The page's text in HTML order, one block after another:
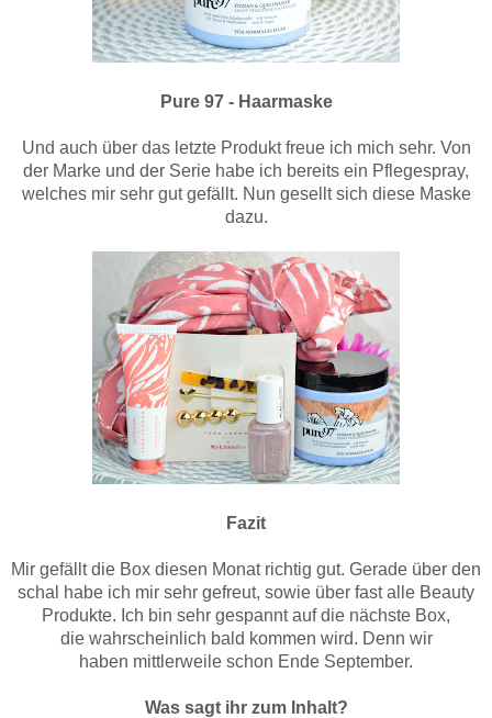
Pure 97 - Haarmaske
Und auch über das letzte Produkt freue ich mich sehr. Von
der Marke und der Serie habe ich bereits ein Pflegespray,
welches mir sehr gut gefällt. Nun gesellt sich diese Maske
dazu.
Fazit
Mir gefällt die Box diesen Monat richtig gut. Gerade über den
schal habe ich mir sehr gefreut, sowie über fast alle Beauty
Produkte. Ich bin sehr gespannt auf die nächste Box,
die wahrscheinlich bald kommen wird. Denn wir
haben mittlerweile schon Ende September.
Was sagt ihr zum Inhalt?